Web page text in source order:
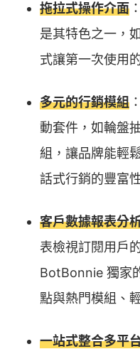
拖拉式操作介面
是其特色之一，
式讓第一次使用
多元的行銷模組
動套件，如輪盤
組，讓品牌能輕
話式行銷的豐富
客戶數據報表分
表檢視訂閱用戶
BotBonnie 獨家
點與熱門模組、
一站式整合多平